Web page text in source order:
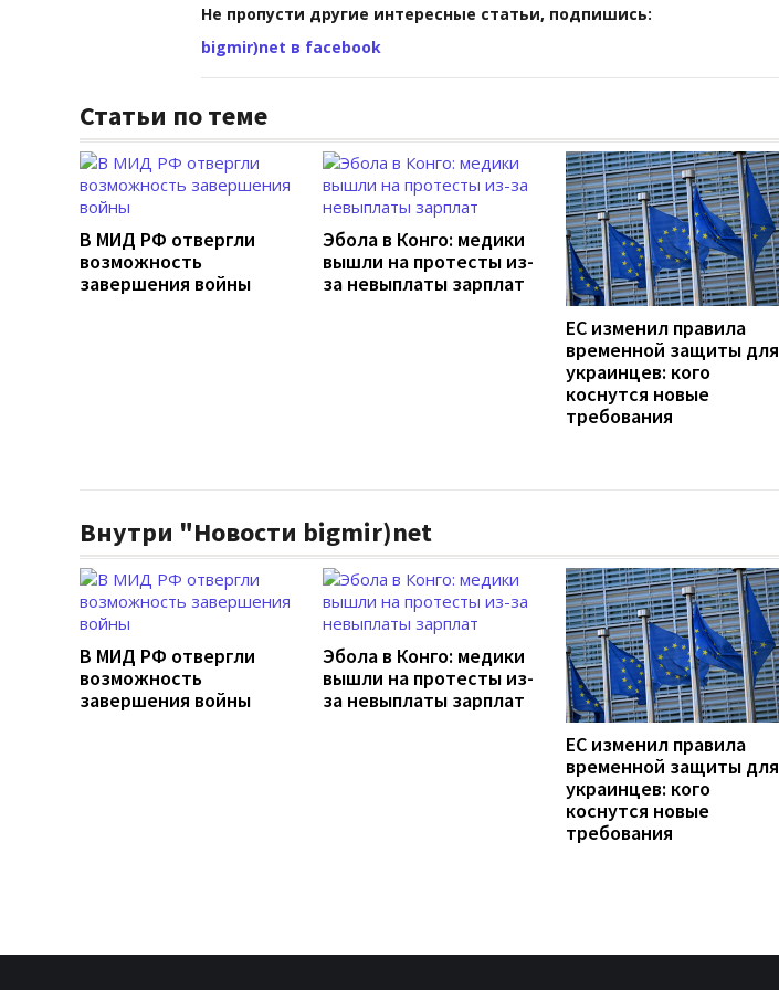
Не пропусти другие интересные статьи, подпишись:
bigmir)net в facebook
Статьи по теме
В МИД РФ отвергли
возможность
завершения войны
Эбола в Конго: медики
вышли на протесты из-
за невыплаты зарплат
ЕС изменил правила
временной защиты для
украинцев: кого
коснутся новые
требования
Внутри "Новости bigmir)net
В МИД РФ отвергли
возможность
завершения войны
Эбола в Конго: медики
вышли на протесты из-
за невыплаты зарплат
ЕС изменил правила
временной защиты для
украинцев: кого
коснутся новые
требования